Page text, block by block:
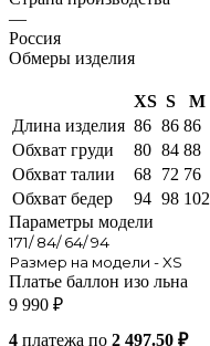
—
Россия
Обмеры изделия
XS S
M
Длина изделия 86 86 86
Обхват груди
80 84 88
Обхват талии
68 72 76
Обхват бедер
94 98 102
Параметры модели
171/ 84/ 64/ 94
Размер на модели - XS
Платье баллон изо льна
9 990 ₽
4 платежа по 2 497.50 ₽